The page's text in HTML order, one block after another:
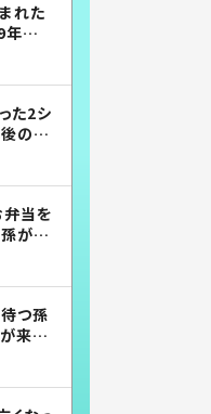
れた
後
た2シ
の姿
当を
が絶
つ孫
来た